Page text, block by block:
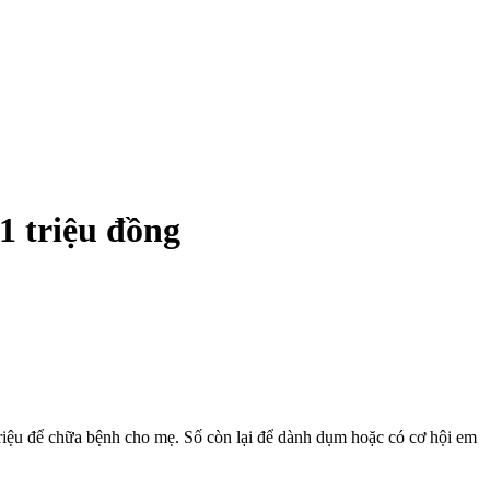
triệu đồng
để chữa bệnh cho mẹ. Số còn lại để dành dụm hoặc có cơ hội em